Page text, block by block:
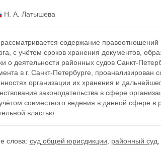
Н. А. Латышева
рассматривается содержание
с учётом сроков хранения документов,
о деятельности районных судов Санкт-
в г. Санкт-Петербурге,
организации их хранения и
законодательства в сфере
совместного ведения в данной сфере
властью.
слова: суд общей юрисдикции районный суд